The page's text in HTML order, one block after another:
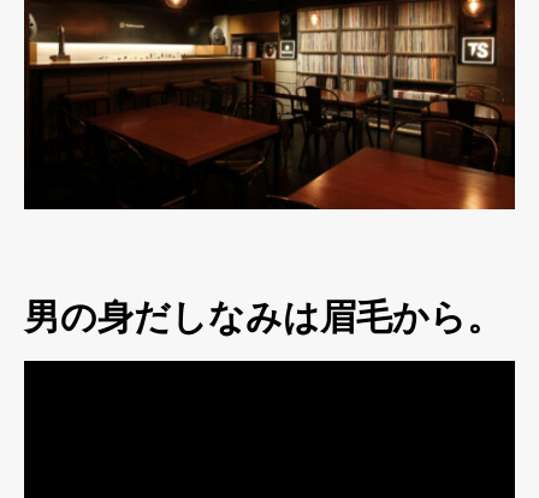
男の身だしなみは眉毛から。